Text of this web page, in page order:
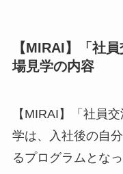
【MIRAI】「社
場見学の内容
【MIRAI】「社員
学は、入社後の自
るプログラムとなっ